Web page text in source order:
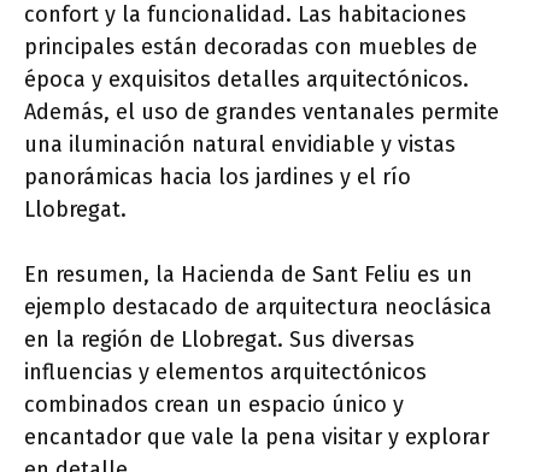
confort y la funcionalidad. Las habitaciones
principales están decoradas con muebles de
época y exquisitos detalles arquitectónicos.
Además, el uso de grandes ventanales permite
una iluminación natural envidiable y vistas
panorámicas hacia los jardines y el río
Llobregat.
En resumen, la Hacienda de Sant Feliu es un
ejemplo destacado de arquitectura neoclásica
en la región de Llobregat. Sus diversas
influencias y elementos arquitectónicos
combinados crean un espacio único y
encantador que vale la pena visitar y explorar